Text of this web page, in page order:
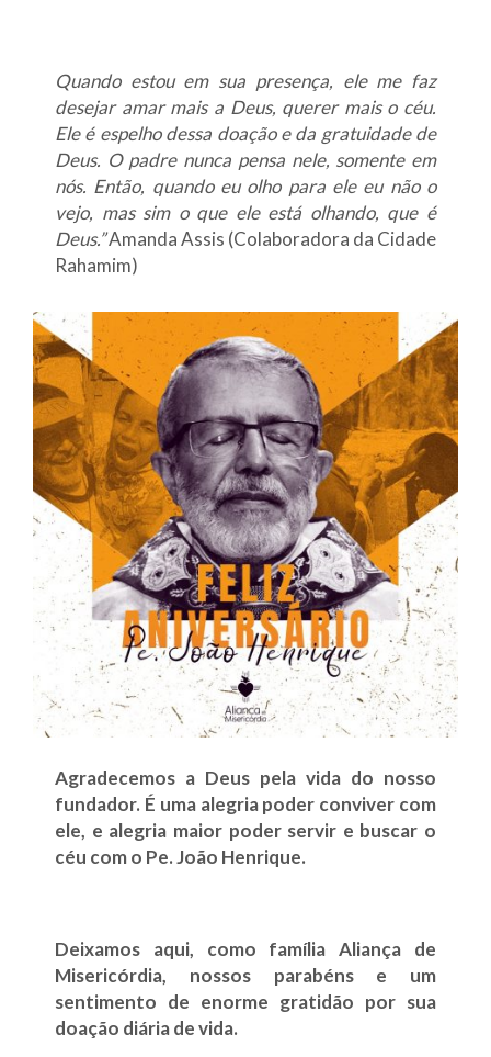
Quando estou em sua presença, ele me faz
desejar amar mais a Deus, querer mais o céu.
Ele é espelho dessa doação e da gratuidade de
Deus. O padre nunca pensa nele, somente em
nós. Então, quando eu olho para ele eu não o
vejo, mas sim o que ele está olhando, que é
Deus.”Amanda Assis (Colaboradora da Cidade
Rahamim)
Agradecemos a Deus pela vida do nosso
fundador. É uma alegria poder conviver com
ele, e alegria maior poder servir e buscar o
céu com o Pe. João Henrique.
Deixamos aqui, como família Aliança de
Misericórdia, nossos parabéns e um
sentimento de enorme gratidão por sua
doação diária de vida.